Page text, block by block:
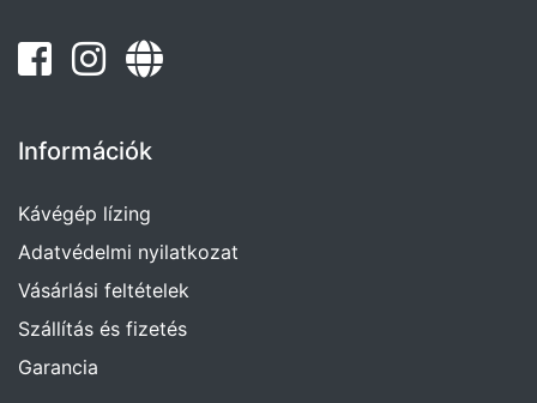
Információk
Kávégép lízing
Adatvédelmi nyilatkozat
Vásárlási feltételek
Szállítás és fizetés
Garancia